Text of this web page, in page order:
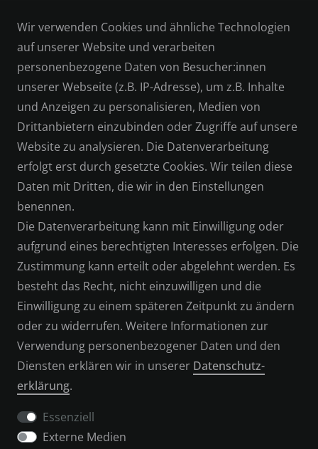
RECHTLICHES
AGB
WIDERRUFSRECHT
DATENSCHUTZERKLÄRUNG
SERVICE
KONTAKT
ZAHLUNGSARTEN
VERSAND & RETOUREN
WIDERRUFSFORMULAR
Wir verwenden Cookies und ähnliche Technologien
auf unserer Website und verarbeiten
personenbezogene Daten von Besucher:innen
unserer Webseite (z.B. IP-Adresse), um z.B. Inhalte
und Anzeigen zu personalisieren, Medien von
Drittanbietern einzubinden oder Zugriffe auf unsere
Website zu analysieren. Die Datenverarbeitung
erfolgt erst durch gesetzte Cookies. Wir teilen diese
Daten mit Dritten, die wir in den Einstellungen
benennen.
Die Datenverarbeitung kann mit Einwilligung oder
aufgrund eines berechtigten Interesses erfolgen. Die
Zustimmung kann erteilt oder abgelehnt werden. Es
besteht das Recht, nicht einzuwilligen und die
Einwilligung zu einem späteren Zeitpunkt zu ändern
oder zu widerrufen. Weitere Informationen zur
Verwendung personenbezogener Daten und den
Diensten erklären wir in unserer Daten­schutz­
erklärung.
Essenziell
Externe Medien